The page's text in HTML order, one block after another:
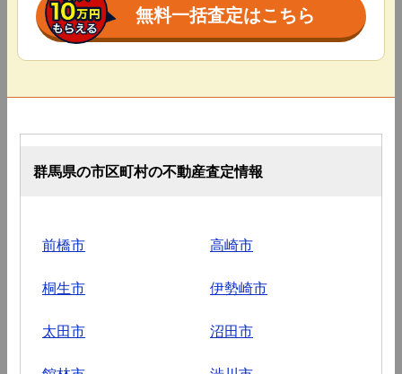
無料一括査定はこちら
群馬県の市区町村の不動産査定情報
前橋市 高崎市
桐生市 伊勢崎市
太田市 沼田市